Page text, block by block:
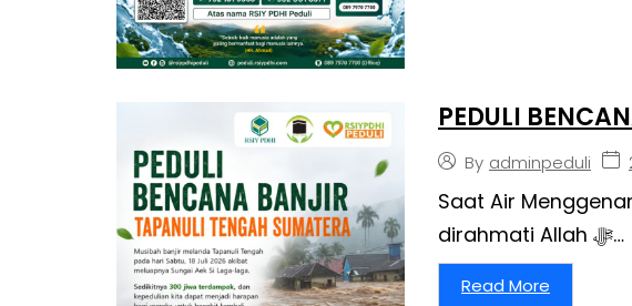
PEDULI
By adminpeduli
Saat Air
dirahmati Allah ﷻ…
Read More